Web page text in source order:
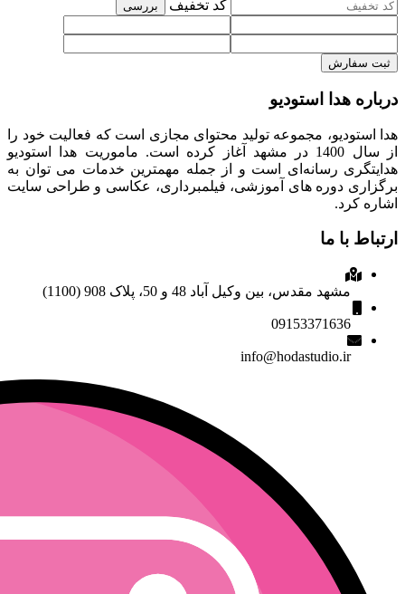
کد تخفیف بررسی
ثبت سفارش
درباره هدا استودیو
هدا استودیو، مجموعه تولید محتوای مجازی است که فعالیت خود را
از سال 1400 در مشهد آغاز کرده است. ماموریت هدا استودیو
هدایتگری رسانه‌ای است و از جمله مهمترین خدمات می توان به
برگزاری دوره های آموزشی، فیلمبرداری، عکاسی و طراحی سایت
اشاره کرد.
ارتباط با ما
مشهد مقدس، بین وکیل آباد 48 و 50، پلاک 908 (1100)
info@hodastudio.ir